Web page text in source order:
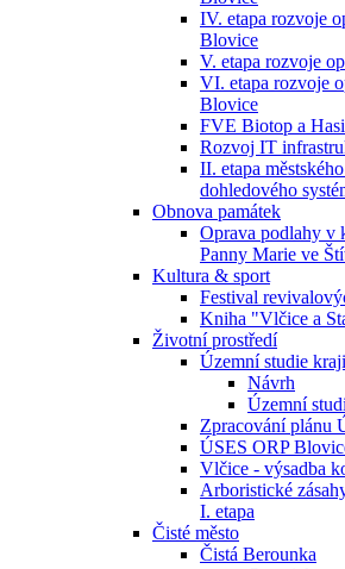
IV. etapa rozvoje
Blovice
V. etapa rozvoje
VI. etapa rozvoje
Blovice
FVE Biotop a
Rozvoj IT
II. etapa
dohledového
Obnova památek
Oprava podlahy v
Panny Marie ve
Kultura & sport
Festival
Kniha "Vlčice a
Životní prostředí
Územní studie
Návrh
Územní
Zpracování plánu
ÚSES ORP
Vlčice - výsadba
Arboristické
I. etapa
Čisté město
Čistá Berounka